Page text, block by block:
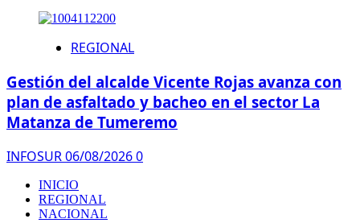
REGIONAL
Gestión del alcalde Vicente Rojas avanza con
plan de asfaltado y bacheo en el sector La
Matanza de Tumeremo
INFOSUR06/08/20260
INICIO
REGIONAL
NACIONAL